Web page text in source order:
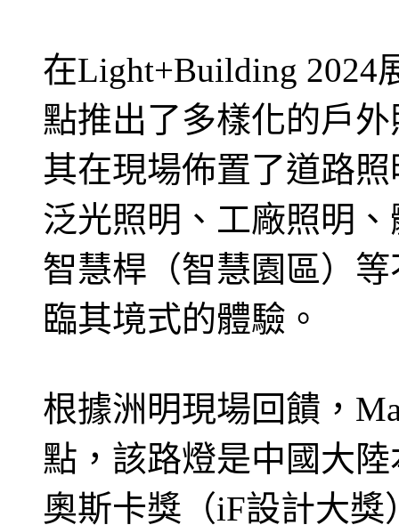
在Light+Building 2024
點推出了多樣化的戶
其在現場佈置了道路
泛光照明、工廠照明
智慧桿（智慧園區）
臨其境式的體驗。
根據洲明現場回饋，
點，該路燈是中國大
奧斯卡獎（iF設計大